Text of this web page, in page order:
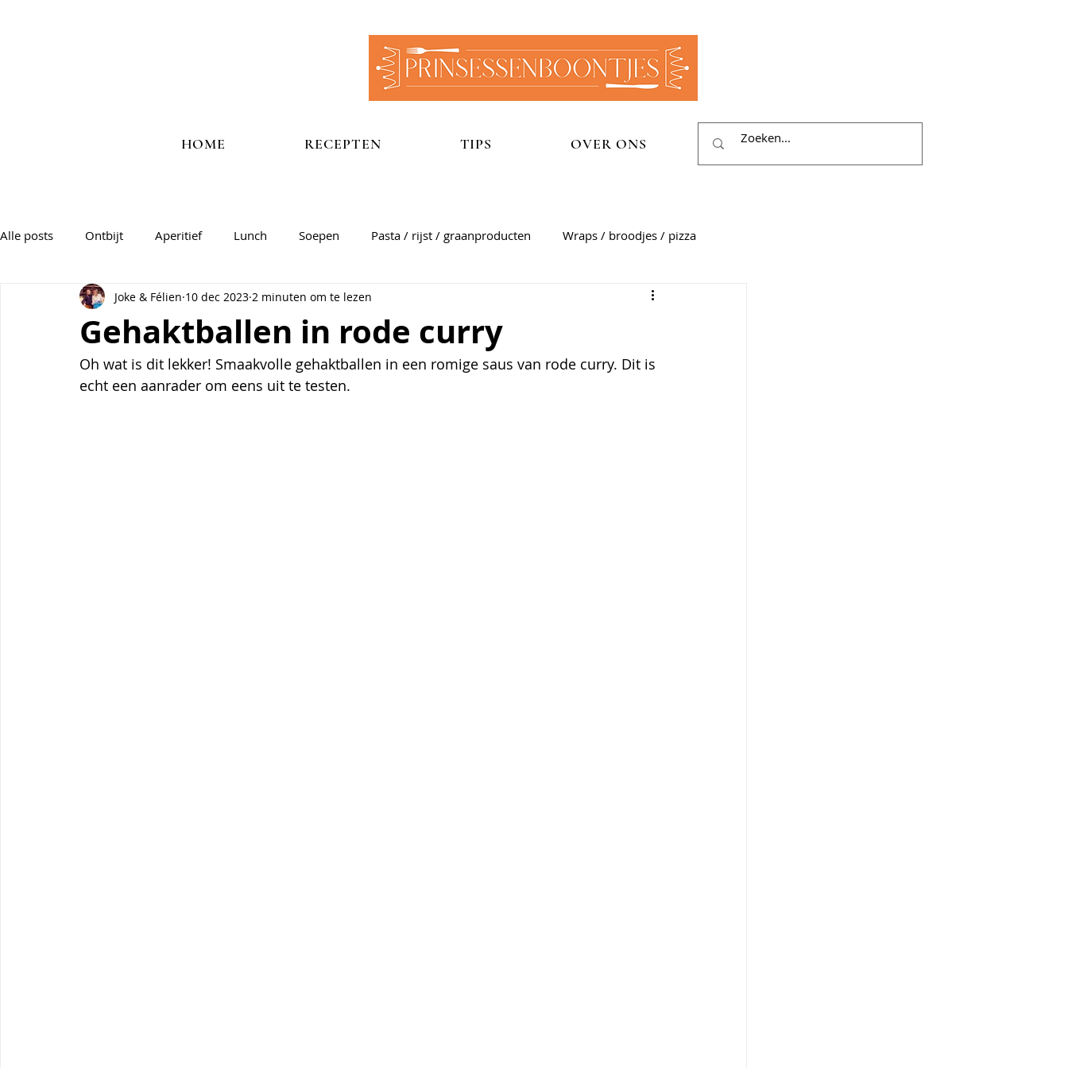
HOME RECEPTEN TIPS OVER ONS
Alle posts Ontbijt Aperitief Lunch Soepen Pasta / rijst / graanproducten Wraps / broodjes / pizza
Vis Veggie Salades & groentegerechten Sauzen
Themagerechten Tips Thermomix Aardbei
Gehaktballen in rode curry
Joke & Félien 10 dec 2023 2 minuten om te lezen
Oh wat is dit lekker! Smaakvolle gehaktballen in een romige saus van rode curry. Dit is
echt een aanrader om eens uit te testen.